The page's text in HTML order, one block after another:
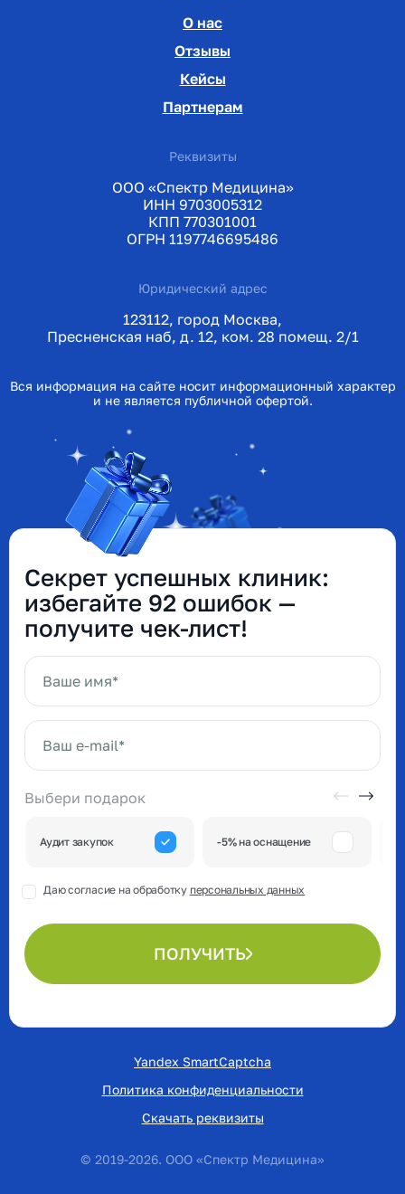
О нас
Отзывы
Кейсы
Партнерам
Реквизиты
ООО «Спектр Медицина»
ИНН 9703005312
КПП 770301001
ОГРН 1197746695486
Юридический адрес
123112, город Москва,
Пресненская наб, д. 12, ком. 28 помещ. 2/1
Вся информация на сайте носит информационный характер
и не является публичной офертой.
Секрет успешных клиник:
избегайте 92 ошибок —
получите чек-лист!
Выбери подарок
Аудит закупок -5% на оснащение
Даю согласие на обработку персональных данных
ПОЛУЧИТЬ
© 2019-2026. ООО «Спектр Медицина»
Yandex SmartCaptcha
Политика конфиденциальности
Скачать реквизиты